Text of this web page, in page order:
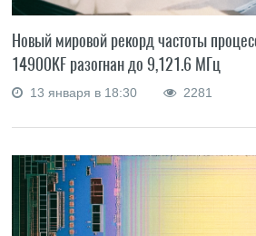
Новый мировой рекорд частоты
14900KF разогнан до 9,121.6 МГц
13 января в 18:30 2281